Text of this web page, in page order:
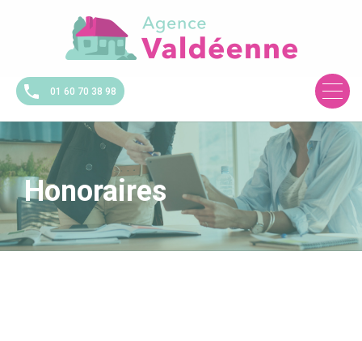
01 60 70 38 98
Honoraires